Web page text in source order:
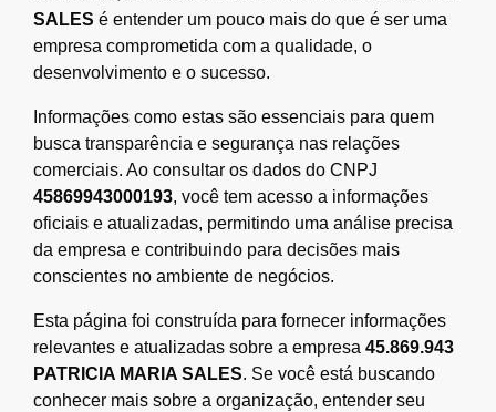
SALES é entender um pouco mais do que é ser uma
empresa comprometida com a qualidade, o
desenvolvimento e o sucesso.
Informações como estas são essenciais para quem
busca transparência e segurança nas relações
comerciais. Ao consultar os dados do CNPJ
45869943000193, você tem acesso a informações
oficiais e atualizadas, permitindo uma análise precisa
da empresa e contribuindo para decisões mais
conscientes no ambiente de negócios.
Esta página foi construída para fornecer informações
relevantes e atualizadas sobre a empresa 45.869.943
PATRICIA MARIA SALES. Se você está buscando
conhecer mais sobre a organização, entender seu